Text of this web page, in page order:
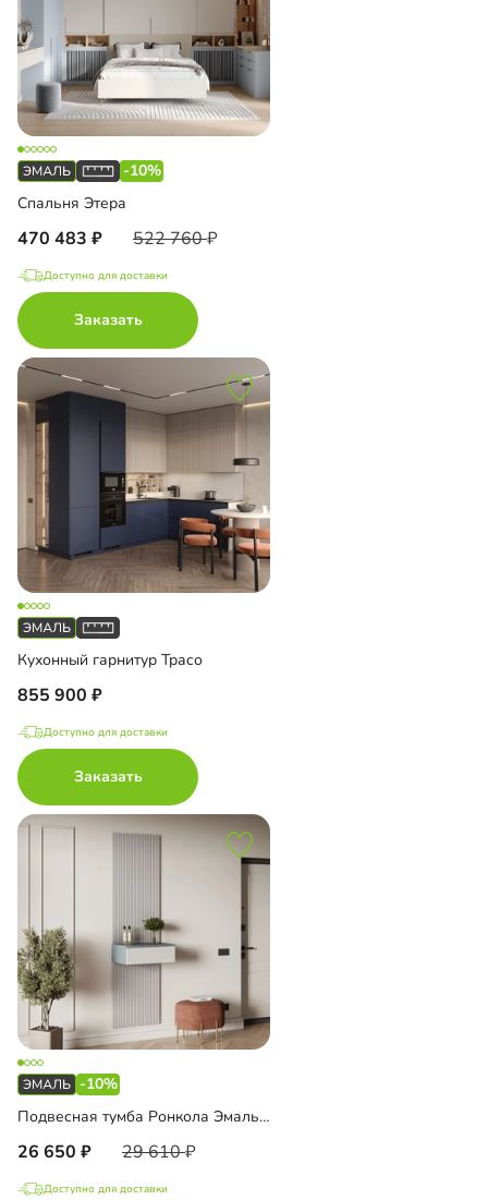
-10%
Спальня Этера
470 483 522 760
Доступно для доставки
Заказать
Кухонный гарнитур Трасо
855 900
Доступно для доставки
Заказать
-10%
Подвесная тумба Ронкола Эмаль со стеновой панелью
26 650 29 610
Доступно для доставки